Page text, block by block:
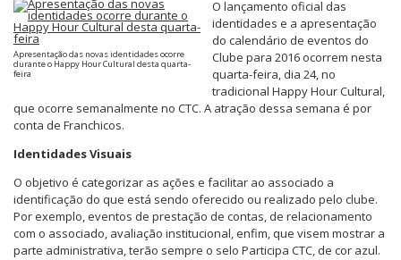
Apresentação das novas identidades ocorre
durante o Happy Hour Cultural desta quarta-
feira
O lançamento oficial das
identidades e a apresentação
do calendário de eventos do
Clube para 2016 ocorrem nesta
quarta-feira, dia 24, no
tradicional Happy Hour Cultural,
que ocorre semanalmente no CTC. A atração dessa semana é por
conta de Franchicos.
Identidades Visuais
O objetivo é categorizar as ações e facilitar ao associado a
identificação do que está sendo oferecido ou realizado pelo clube.
Por exemplo, eventos de prestação de contas, de relacionamento
com o associado, avaliação institucional, enfim, que visem mostrar a
parte administrativa, terão sempre o selo Participa CTC, de cor azul.